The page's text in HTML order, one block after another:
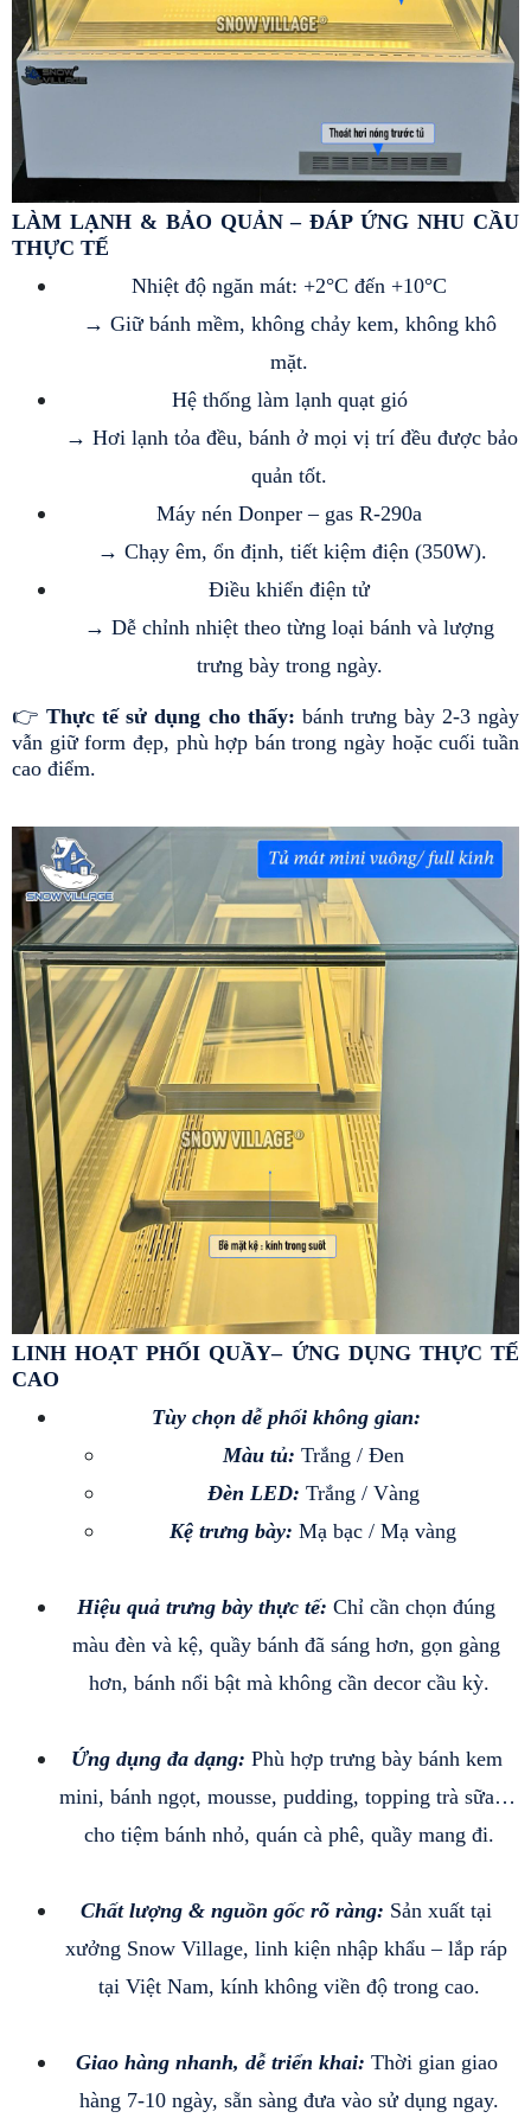
LÀM LẠNH & BẢO QUẢN – ĐÁP ỨNG NHU CẦU
THỰC TẾ
Nhiệt độ ngăn mát: +2°C đến +10°C
mặt.
Hệ thống làm lạnh quạt gió
quản tốt.
Máy nén Donper – gas R-290a
→ Chạy êm, ổn định, tiết kiệm điện (350W).
Điều khiển điện tử
trưng bày trong ngày.
👉 Thực tế sử dụng cho thấy: bánh trưng bày 2-3 ngày
vẫn giữ form đẹp, phù hợp bán trong ngày hoặc cuối tuần
cao điểm.
LINH HOẠT PHỐI QUẦY– ỨNG DỤNG THỰC TẾ
CAO
Tùy chọn dễ phối không gian:
Màu tủ: Trắng / Đen
Đèn LED: Trắng / Vàng
Kệ trưng bày: Mạ bạc / Mạ vàng
Hiệu quả trưng bày thực tế: Chỉ cần chọn đúng
màu đèn và kệ, quầy bánh đã sáng hơn, gọn gàng
hơn, bánh nổi bật mà không cần decor cầu kỳ.
Ứng dụng đa dạng: Phù hợp trưng bày bánh kem
mini, bánh ngọt, mousse, pudding, topping trà sữa…
cho tiệm bánh nhỏ, quán cà phê, quầy mang đi.
Chất lượng & nguồn gốc rõ ràng: Sản xuất tại
xưởng Snow Village, linh kiện nhập khẩu – lắp ráp
tại Việt Nam, kính không viền độ trong cao.
Giao hàng nhanh, dễ triển khai: Thời gian giao
hàng 7-10 ngày, sẵn sàng đưa vào sử dụng ngay.